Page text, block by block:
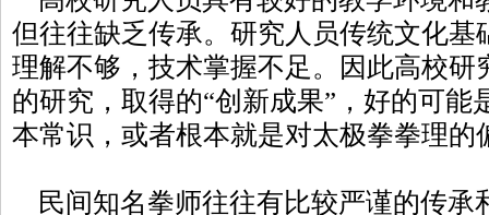
但往往缺乏传承。研究人员传统文化基
理解不够，技术掌握不足。因此高校研
的研究，取得的“创新成果”，好的可能
本常识，或者根本就是对太极拳拳理的
民间知名拳师往往有比较严谨的传承